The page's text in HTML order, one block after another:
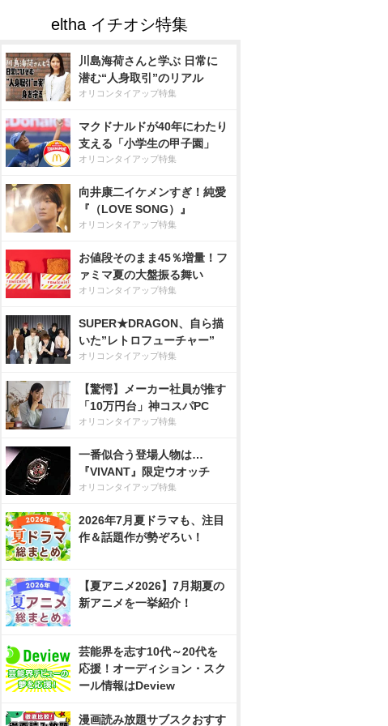
川島海荷さんと学ぶ 日常に
潜む“人身取引”のリアル
オリコンタイアップ特集
マクドナルドが40年にわたり
支える「小学生の甲子園」
オリコンタイアップ特集
向井康二イケメンすぎ！純愛
『（LOVE SONG）』
オリコンタイアップ特集
お値段そのまま45％増量！フ
ァミマ夏の大盤振る舞い
オリコンタイアップ特集
SUPER★DRAGON、自ら描
いた”レトロフューチャー”
オリコンタイアップ特集
【驚愕】メーカー社員が推す
「10万円台」神コスパPC
オリコンタイアップ特集
一番似合う登場人物は…
『VIVANT』限定ウオッチ
オリコンタイアップ特集
2026年7月夏ドラマも、注目
作＆話題作が勢ぞろい！
【夏アニメ2026】7月期夏の
新アニメを一挙紹介！
芸能界を志す10代～20代を
応援！オーディション・スク
ール情報はDeview
漫画読み放題サブスクおすす